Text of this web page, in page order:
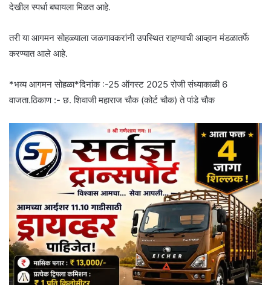
देखील स्पर्धा बघायला मिळत आहे.
तरी या आगमन सोहळ्याला जळगावकरांनी उपस्थित राहण्याची आव्हान मंडळातर्फे
करण्यात आले आहे.
*भव्य आगमन सोहळा*दिनांक :-25 ऑगस्ट 2025 रोजी संध्याकाळी 6
वाजता.ठिकाण :- छ. शिवाजी महाराज चौक (कोर्ट चौक) ते पांडे चौक